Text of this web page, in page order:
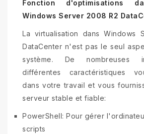
Fonction d'optimisations
Windows Server 2008 R2
La virtualisation dans Windows
DataCenter n'est pas le seul
système. De nombreuses
différentes caractéristiques
dans votre travail et vous
serveur stable et fiable:
PowerShell: Pour gérer
scripts